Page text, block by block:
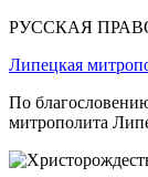
РУССКАЯ
Липецкая
По
митрополита